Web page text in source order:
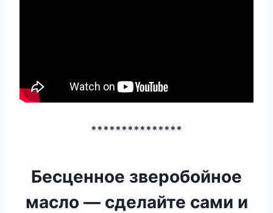
***************
Бесценное зверобойное
масло — сделайте сами и